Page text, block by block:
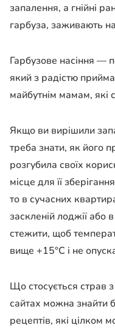
запалення, а гнійні
гарбуза, заживають
Гарбузове насіння —
який з радістю
майбутнім мамам, які
Якщо ви вирішили
треба знати, як його
розгубила своїх
місце для її
то в сучасних
заскленій лоджії або
стежити, щоб
вище +15°С і не
Що стосується страв
сайтах можна знайти
рецептів, які цілком